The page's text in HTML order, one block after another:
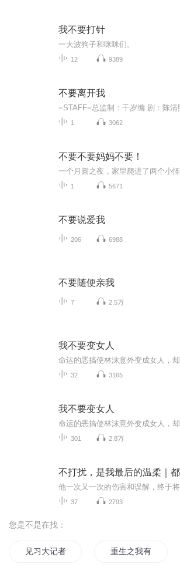
我不要打针
一大波狗子和咪咪们。
12 9389
不要离开我
1 3062
不要不要妈妈不要！
1 5671
不要说爱我
206 6988
不要随便亲我
7 2.5万
我不要变女人
32 3165
我不要变女人
301 2.8万
37 2793
您是不是在找：
见习大记者 重生之我有学习系统